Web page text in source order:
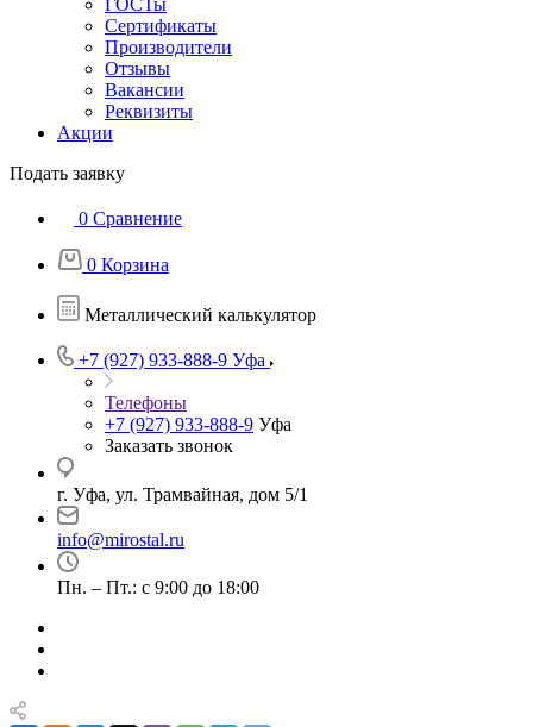
ГОСТы
Сертификаты
Производители
Отзывы
Вакансии
Реквизиты
Акции
Подать заявку
0 Сравнение
0 Корзина
Металлический калькулятор
+7 (927) 933-888-9 Уфа
Телефоны
+7 (927) 933-888-9 Уфа
Заказать звонок
г. Уфа, ул. Трамвайная, дом 5/1
info@mirostal.ru
Пн. – Пт.: с 9:00 до 18:00